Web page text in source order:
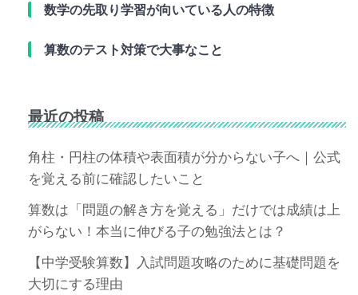
数学の先取り学習が向いている人の特徴
算数のテスト対策で大事なこと
最近の投稿
角柱・円柱の体積や表面積が分からない子へ｜公式
を覚える前に確認したいこと
算数は「問題の解き方を覚える」だけでは成績は上
がらない！本当に伸びる子の勉強法とは？
【中学受験算数】入試問題攻略のために基礎問題を
大切にする理由